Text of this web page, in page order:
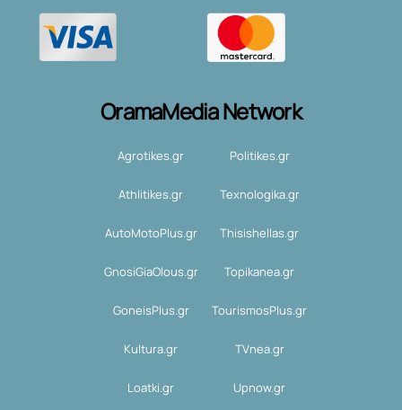
OramaMedia Network
Agrotikes.gr Politikes.gr
Athlitikes.gr Texnologika.gr
AutoMotoPlus.gr Thisishellas.gr
GnosiGiaOlous.gr Topikanea.gr
GoneisPlus.gr TourismosPlus.gr
Kultura.gr TVnea.gr
Loatki.gr Upnow.gr